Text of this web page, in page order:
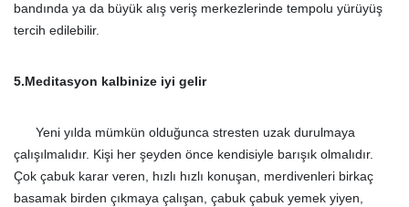
bandında ya da büyük alış veriş merkezlerinde tempolu yürüyüş
tercih edilebilir.
5.Meditasyon kalbinize iyi gelir
Yeni yılda mümkün olduğunca stresten uzak durulmaya
çalışılmalıdır. Kişi her şeyden önce kendisiyle barışık olmalıdır.
Çok çabuk karar veren, hızlı hızlı konuşan, merdivenleri birkaç
basamak birden çıkmaya çalışan, çabuk çabuk yemek yiyen,